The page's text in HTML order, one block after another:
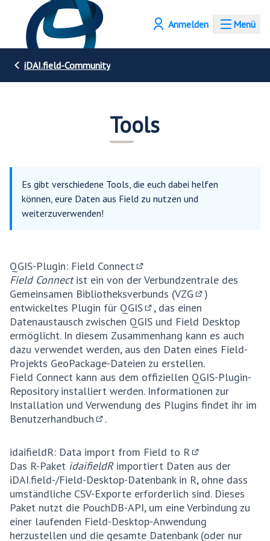
Menü
Anmelden
iDAI.field-Community
Tools
Es gibt verschiedene Tools, die euch dabei helfen
können, eure Daten aus Field zu nutzen und
weiterzuverwenden!
QGIS-Plugin: Field Connect
(Externer Link)
Field Connectist ein von der Verbundzentrale des
Gemeinsamen Bibliotheksverbunds (VZG
(Externer Link)
)
entwickeltes Plugin für QGIS
(Externer Link)
, das einen
Datenaustausch zwischen QGIS und Field Desktop
ermöglicht. In diesem Zusammenhang kann es auch
dazu verwendet werden, aus den Daten eines Field-
Projekts GeoPackage-Dateien zu erstellen.
Field Connect kann aus dem offiziellen QGIS-Plugin-
Repository installiert werden. Informationen zur
Installation und Verwendung des Plugins findet ihr im
Benutzerhandbuch
.
idaifieldR: Data import from Field to R
(Externer Link)
Das R-Paket idaifieldRimportiert Daten aus der
iDAI.field-/Field-Desktop-Datenbank in R, ohne dass
umständliche CSV-Exporte erforderlich sind. Dieses
Paket nutzt die PouchDB-API, um eine Verbindung zu
einer laufenden Field-Desktop-Anwendung
herzustellen und die gesamte Datenbank (oder nur